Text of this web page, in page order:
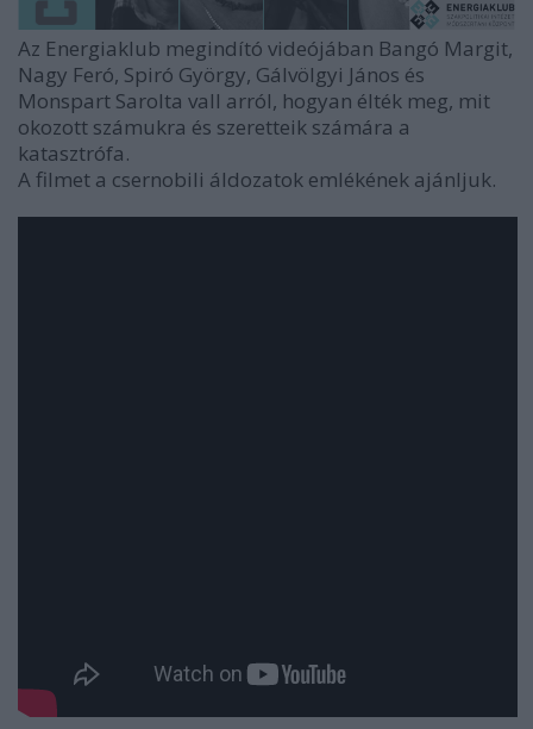
Az Energiaklub megindító videójában Bangó Margit,
Nagy Feró, Spiró György, Gálvölgyi János és
Monspart Sarolta vall arról, hogyan élték meg, mit
okozott számukra és szeretteik számára a
katasztrófa.
A filmet a csernobili áldozatok emlékének ajánljuk.